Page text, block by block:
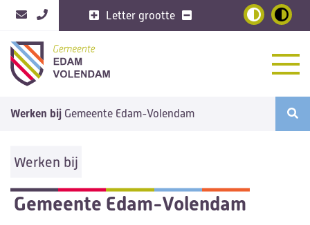
Letter grootte
Opdrachten
Arbeidsvoorwaarden
Sollicitatieprocedure
Werken bij Gemeente Edam-Volendam
Werken bij
Gemeente Edam-Volendam